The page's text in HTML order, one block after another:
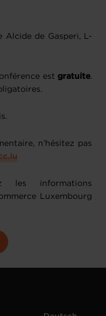
Alcide de Gasperi, L-
est gratuite.
n’hésitez pas
les informations
Luxembourg